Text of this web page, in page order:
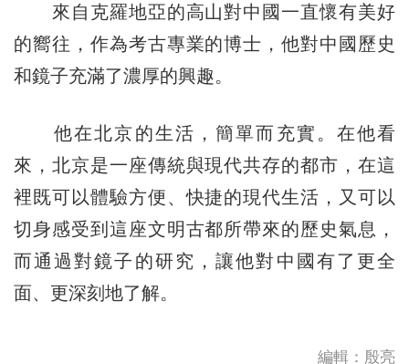
來自克羅地亞的高山對中國一直懷有美好
的嚮往，作為考古專業的博士，他對中國歷史
和鏡子充滿了濃厚的興趣。
他在北京的生活，簡單而充實。在他看
來，北京是一座傳統與現代共存的都市，在這
裡既可以體驗方便、快捷的現代生活，又可以
切身感受到這座文明古都所帶來的歷史氣息，
而通過對鏡子的研究，讓他對中國有了更全
面、更深刻地了解。
編輯：殷亮